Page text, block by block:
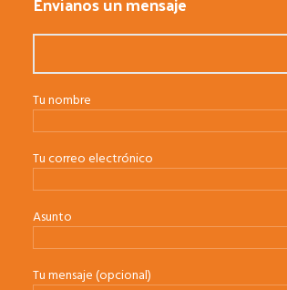
Tu nombre
Tu correo electrónico
Asunto
Tu mensaje (opcional)